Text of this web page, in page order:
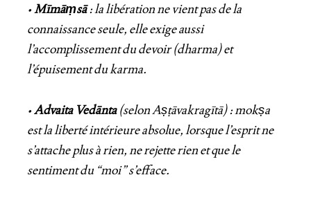
•Mīmāṃsā: la libération ne vient pas de la
connaissance seule, elle exige aussi
l’accomplissement du devoir (dharma) et
l’épuisement dukarma.
•Advaita Vedānta(selonAṣṭāvakragītā) :mokṣa
est la liberté intérieure absolue, lorsque l’esprit ne
s’attache plus à rien, ne rejette rien et que le
sentiment du “moi” s’efface.